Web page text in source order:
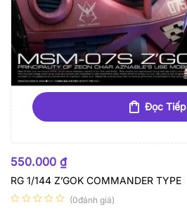
Đọc Tiếp
550.000 ₫
RG 1/144 Z’GOK COMMANDER TYPE
(0đánh giá)